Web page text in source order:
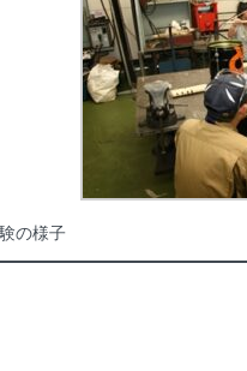
の様子